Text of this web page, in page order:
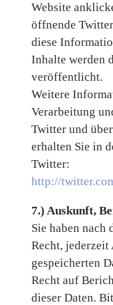
Website
öffnende
diese
Inhalte werden
veröffentlicht.
Weitere
Verarbeitung
Twitter und
erhalten Sie in
Twitter:
http://
7.) Auskunft,
Sie haben nach
Recht, jederzeit
gespeicherten
Recht auf
dieser Daten.